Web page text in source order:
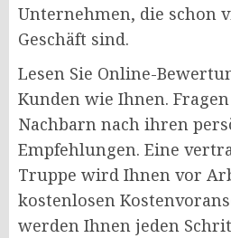
Unternehmen, die schon
Geschäft sind.
Lesen Sie Online-
Kunden wie Ihnen.
Nachbarn nach ihren
Empfehlungen. Eine
Truppe wird Ihnen vor
kostenlosen
werden Ihnen jeden